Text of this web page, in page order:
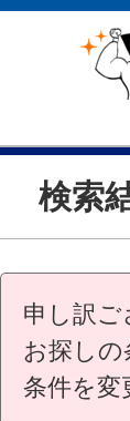
検索
申し訳ご
お探し
条件を変